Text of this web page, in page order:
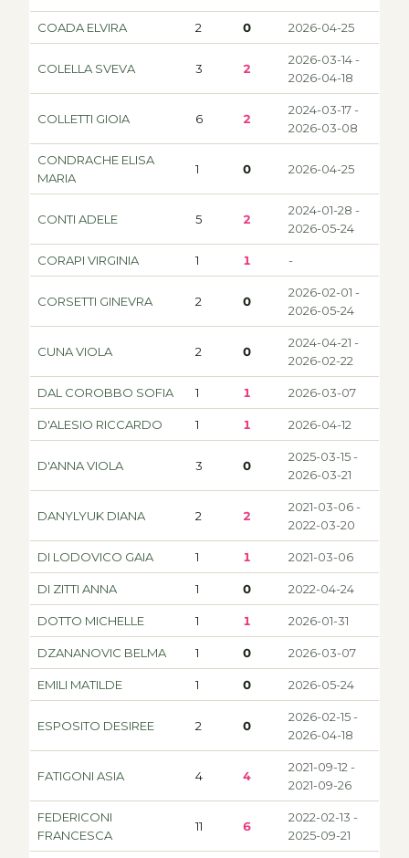
COADA ELVIRA 2 0 2026-04-25
COLELLA SVEVA 3 2
2026-03-14 -
2026-04-18
COLLETTI GIOIA 6 2
2024-03-17 -
2026-03-08
CONDRACHE ELISA
MARIA
1 0 2026-04-25
CONTI ADELE 5 2
2024-01-28 -
2026-05-24
CORAPI VIRGINIA 1 1 -
CORSETTI GINEVRA 2 0
2026-02-01 -
2026-05-24
CUNA VIOLA 2 0
2024-04-21 -
2026-02-22
DAL COROBBO SOFIA 1 1 2026-03-07
D'ALESIO RICCARDO 1 1 2026-04-12
D'ANNA VIOLA 3 0
2025-03-15 -
2026-03-21
DANYLYUK DIANA 2 2
2021-03-06 -
2022-03-20
DI LODOVICO GAIA 1 1 2021-03-06
DI ZITTI ANNA 1 0 2022-04-24
DOTTO MICHELLE 1 1 2026-01-31
DZANANOVIC BELMA 1 0 2026-03-07
EMILI MATILDE 1 0 2026-05-24
ESPOSITO DESIREE 2 0
2026-02-15 -
2026-04-18
FATIGONI ASIA 4 4
2021-09-12 -
2021-09-26
FEDERICONI
FRANCESCA
11 6
2022-02-13 -
2025-09-21